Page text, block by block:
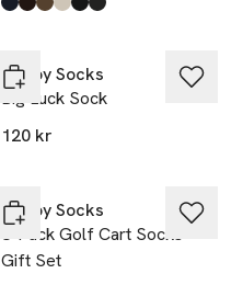
Produkten finns i färgerna:
Navy 2,
Dark Brown,
Camel,
Sand,
Black,
Anthracite,
Happy Socks
Big Luck Sock
120 kr
Happy Socks
3-Pack Golf Cart Socks
Gift Set